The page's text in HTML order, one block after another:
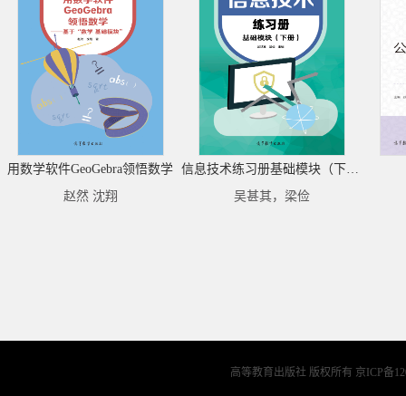
用数学软件GeoGebra领悟数学
赵然 沈翔
信息技术练习册基础模块（下册）
吴甚其，梁俭
高等教育出版社 版权所有 京ICP备